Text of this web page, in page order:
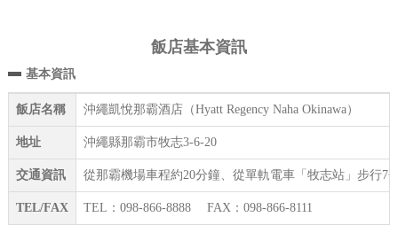
飯店基本資訊
基本資訊
飯店名稱 沖繩凱悅那霸酒店（Hyatt Regency Naha Okinawa）
地址 沖繩縣那霸市牧志3-6-20
交通資訊 從那霸機場車程約20分鐘、從單軌電車「牧志站」步行7
TEL/FAX TEL：098-866-8888 FAX：098-866-8111